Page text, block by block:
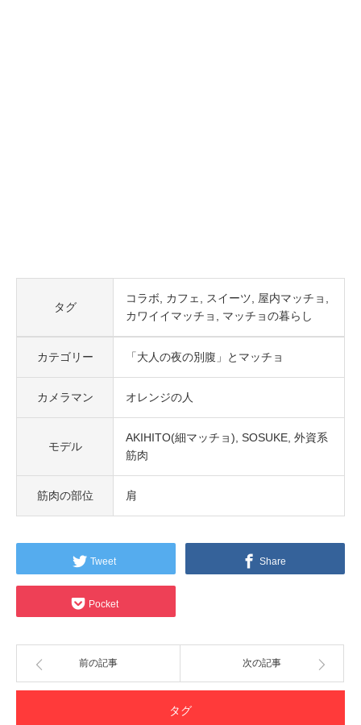
タグ
コラボ カフェ スイーツ
屋内マッチョ
カワイイマッチョ
マッチョの暮らし
カテゴリー 「大人の夜の別腹」とマッチョ
カメラマン オレンジの人
モデル
AKIHITO(細マッチョ) SOSUKE 外資系
筋肉
筋肉の部位 肩
Tweet Share
Pocket
前の記事 次の記事
タグ